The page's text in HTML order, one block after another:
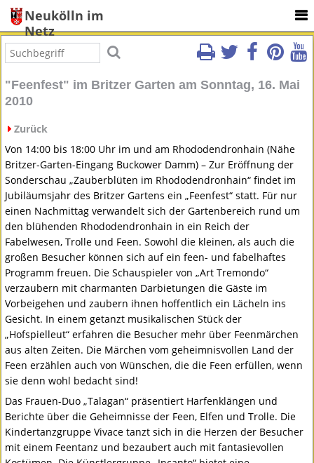
Neukölln im
Netz
"Feenfest" im Britzer Garten am Sonntag, 16. Mai
2010
Zurück
Von 14:00 bis 18:00 Uhr im und am Rhododendronhain (Nähe
Britzer-Garten-Eingang Buckower Damm) – Zur Eröffnung der
Sonderschau „Zauberblüten im Rhododendronhain“ findet im
Jubiläumsjahr des Britzer Gartens ein „Feenfest“ statt. Für nur
einen Nachmittag verwandelt sich der Gartenbereich rund um
den blühenden Rhododendronhain in ein Reich der
Fabelwesen, Trolle und Feen. Sowohl die kleinen, als auch die
großen Besucher können sich auf ein feen- und fabelhaftes
Programm freuen. Die Schauspieler von „Art Tremondo“
verzaubern mit charmanten Darbietungen die Gäste im
Vorbeigehen und zaubern ihnen hoffentlich ein Lächeln ins
Gesicht. In einem getanzt musikalischen Stück der
„Hofspielleut“ erfahren die Besucher mehr über Feenmärchen
aus alten Zeiten. Die Märchen vom geheimnisvollen Land der
Feen erzählen auch von Wünschen, die die Feen erfüllen, wenn
sie denn wohl bedacht sind!
Das Frauen-Duo „Talagan“ präsentiert Harfenklängen und
Berichte über die Geheimnisse der Feen, Elfen und Trolle. Die
Kindertanzgruppe Vivace tanzt sich in die Herzen der Besucher
mit einem Feentanz und bezaubert auch mit fantasievollen